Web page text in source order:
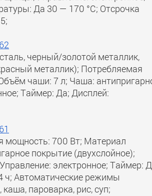
Да 30 — 170 °C; Отсрочка
черный/золотой металлик,
металлик); Потребляемая
чаши: 7 л; Чаша:
Таймер: Да; Дисплей:
мощность: 700 Вт; Материал
покрытие (двухслойное);
электронное; Таймер:
ч; Автоматические режимы
пароварка, рис, суп;